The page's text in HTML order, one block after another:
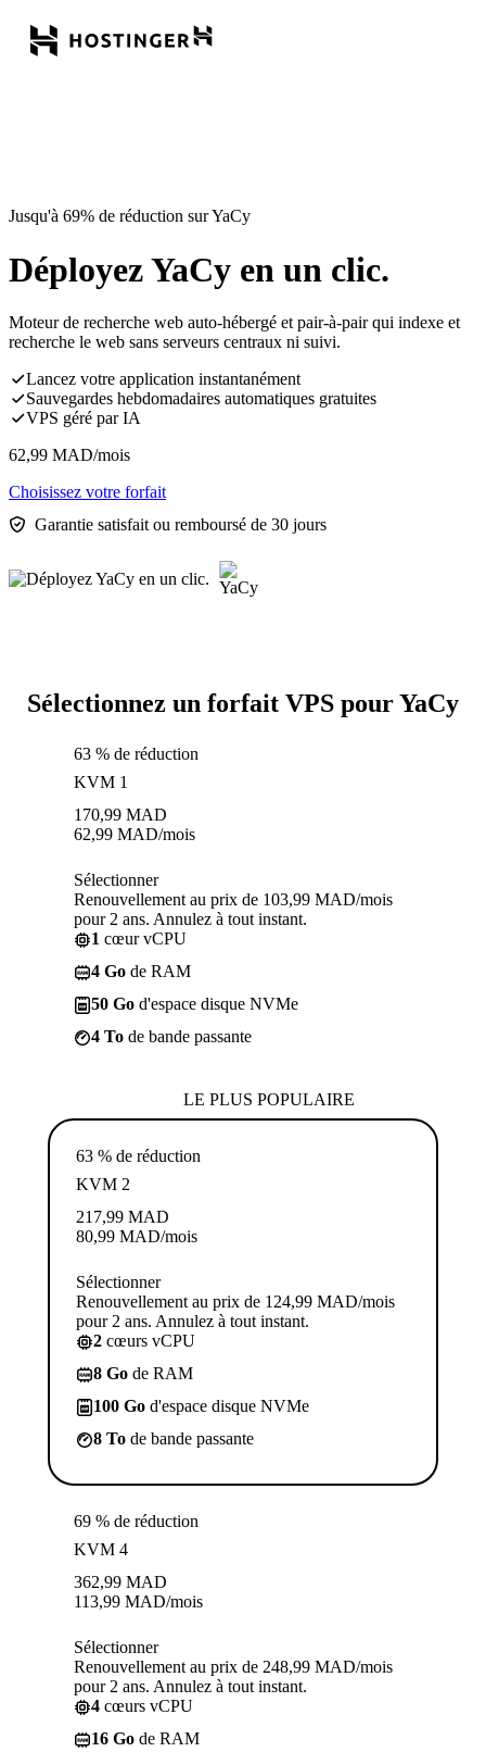
Jusqu'à 69% de réduction sur YaCy
Déployez YaCy en un clic.
Moteur de recherche web auto-hébergé et pair-à-pair qui indexe et
recherche le web sans serveurs centraux ni suivi.
Lancez votre application instantanément
Sauvegardes hebdomadaires automatiques gratuites
VPS géré par IA
62,99 MAD/mois
Choisissez votre forfait
Garantie satisfait ou remboursé de 30 jours
Sélectionnez un forfait VPS pour YaCy
63 % de réduction
KVM 1
170,99 MAD
62,99 MAD/mois
Sélectionner
Renouvellement au prix de 103,99 MAD/mois
pour 2 ans. Annulez à tout instant.
1 cœur vCPU
4 Go de RAM
50 Go d'espace disque NVMe
4 To de bande passante
LE PLUS POPULAIRE
63 % de réduction
KVM 2
217,99 MAD
80,99 MAD/mois
Sélectionner
Renouvellement au prix de 124,99 MAD/mois
pour 2 ans. Annulez à tout instant.
2 cœurs vCPU
8 Go de RAM
100 Go d'espace disque NVMe
8 To de bande passante
69 % de réduction
KVM 4
362,99 MAD
113,99 MAD/mois
Sélectionner
Renouvellement au prix de 248,99 MAD/mois
pour 2 ans. Annulez à tout instant.
4 cœurs vCPU
16 Go de RAM